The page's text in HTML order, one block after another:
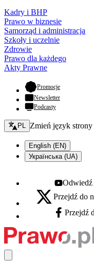
Kadry i BHP
Prawo w biznesie
Samorząd i administracja
Szkoły i uczelnie
Zdrowie
Prawo dla każdego
Akty Prawne
Promocje- otwiera się
Newsletter
Podcasty
Zmień język - bieżący:
PL Zmień język strony
English (EN)
Українська (UA)
Youtube -
Odwiedź
X - otwiera się w
Przejdź do
Facebook -
Przejdź